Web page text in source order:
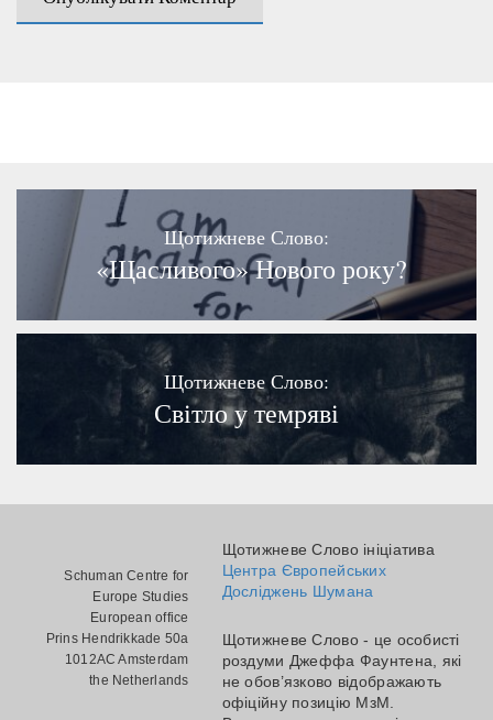
Щотижневе Слово:
«Щасливого» Нового року?
Щотижневе Слово:
Світло у темряві
Schuman Centre for
Europe Studies
European office
Prins Hendrikkade 50a
1012AC Amsterdam
the Netherlands
Щотижневе Слово ініціатива
Центра Європейських
Досліджень Шумана
Щотижневе Слово - це особисті
роздуми Джеффа Фаунтена, які
не обов’язково відображають
офіційну позицію МзМ.